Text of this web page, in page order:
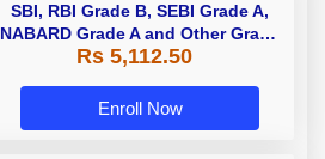
SBI, RBI Grade B, SEBI Grade A,
NABARD Grade A and Other Grade
A & Grade B Bank Exams
Rs 5,112.50
Enroll Now